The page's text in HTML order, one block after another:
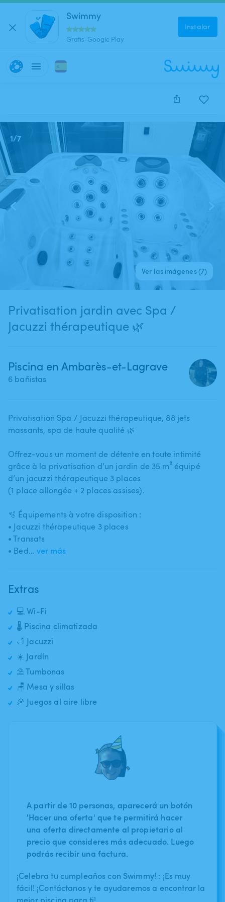
Swimmy
Gratis-Google Play
Instalar
Este anuncio está cerrado y no se puede reservar.
1/7
Ver las imágenes (7)
Privatisation jardin avec Spa /
Jacuzzi thérapeutique 🌿
Piscina en Ambarès-et-Lagrave
6 bañistas
Privatisation Spa ​/​ Jacuzzi thérapeutique​,​ 88 jets
massants​,​ spa de haute qualité 🌿
Offrez-vous un moment de détente en toute intimité
grâce à la privatisation d’un jardin de 35 m² équipé
d’un jacuzzi thérapeutique 3 places
(1 place allongée + 2 places assises).
🫧 Équipements à votre disposition :
• Jacuzzi thérapeutique 3 places
• Transats
• Bed… ver más
Extras
💻 Wi-Fi
🌡️ Piscina climatizada
🛁 Jacuzzi
☀️ Jardín
⛱️ Tumbonas
🪑 Mesa y sillas
🥏 Juegos al aire libre
A partir de 10 personas, aparecerá un botón
'Hacer una oferta' que te permitirá hacer
una oferta directamente al propietario al
precio que consideres más adecuado. Luego
podrás recibir una factura.
¡Celebra tu cumpleaños con Swimmy! : ¡Es muy
fácil! ¡Contáctanos y te ayudaremos a encontrar la